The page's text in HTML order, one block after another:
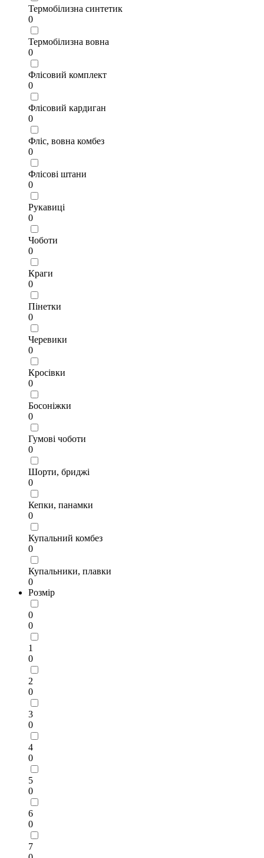
Термобілизна синтетик
0
Термобілизна вовна
0
Флісовий комплект
0
Флісовий кардиган
0
Фліс, вовна комбез
0
Флісові штани
0
Рукавиці
0
Чоботи
0
Краги
0
Пінетки
0
Черевики
0
Кросівки
0
Босоніжки
0
Гумові чоботи
0
Шорти, бриджі
0
Кепки, панамки
0
Купальний комбез
0
Купальники, плавки
0
Розмір
0
0
1
0
2
0
3
0
4
0
5
0
6
0
7